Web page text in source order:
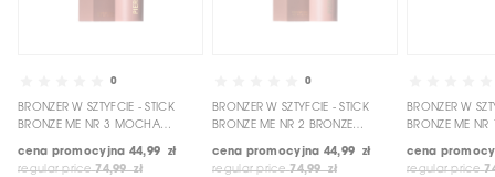
0
BRONZER W SZTYFCIE - STICK
BRONZE ME NR 3 MOCHA
cena promocyjna 44,99 zł
regular price 74,99 zł
0
BRONZER W SZTYFCIE - STICK
BRONZE ME NR 2 BRONZE
cena promocyjna 44,99 zł
regular price 74,99 zł
BRONZER W
BRONZE ME NR
cena
regular price